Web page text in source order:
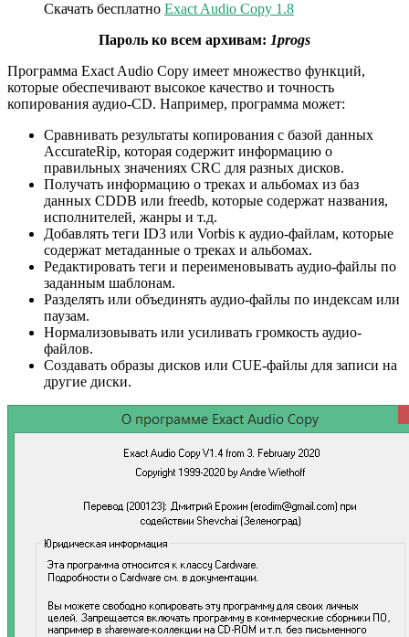
Скачать бесплатно Exact Audio Copy 1.8
Пароль ко всем архивам: 1progs
Программа Exact Audio Copy имеет множество функций,
которые обеспечивают высокое качество и точность
копирования аудио-CD. Например, программа может:
Сравнивать результаты копирования с базой данных
AccurateRip, которая содержит информацию о
правильных значениях CRC для разных дисков.
Получать информацию о треках и альбомах из баз
данных CDDB или freedb, которые содержат названия,
исполнителей, жанры и т.д.
Добавлять теги ID3 или Vorbis к аудио-файлам, которые
содержат метаданные о треках и альбомах.
Редактировать теги и переименовывать аудио-файлы по
заданным шаблонам.
Разделять или объединять аудио-файлы по индексам или
паузам.
Нормализовывать или усиливать громкость аудио-
файлов.
Создавать образы дисков или CUE-файлы для записи на
другие диски.